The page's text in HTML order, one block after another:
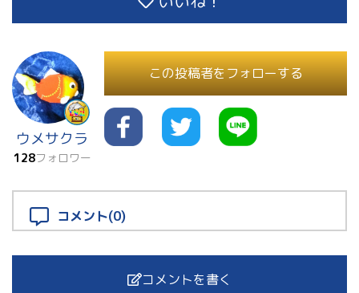
ウメサクラ
128フォロワー
この投稿者をフォローする
コメント(0)
コメントを書く